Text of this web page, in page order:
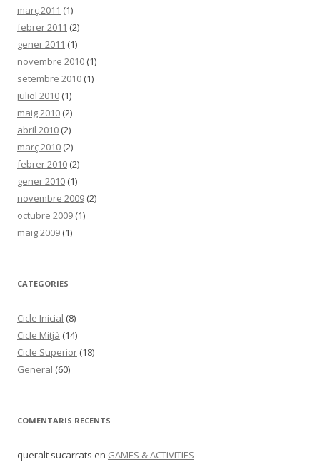
març 2011 (1)
febrer 2011 (2)
gener 2011 (1)
novembre 2010 (1)
setembre 2010 (1)
juliol 2010 (1)
maig 2010 (2)
abril 2010 (2)
març 2010 (2)
febrer 2010 (2)
gener 2010 (1)
novembre 2009 (2)
octubre 2009 (1)
maig 2009 (1)
CATEGORIES
Cicle Inicial (8)
Cicle Mitjà (14)
Cicle Superior (18)
General (60)
COMENTARIS RECENTS
queralt sucarrats en GAMES & ACTIVITIES